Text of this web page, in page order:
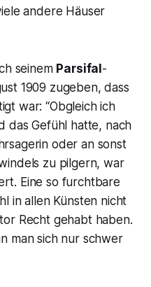
andere Häuser
seinem Parsifal-
1909 zugeben, dass
war: “Obgleich ich
das Gefühl hatte, nach
oder an sonst
zu pilgern, war
Eine so furchtbare
in allen Künsten nicht
Recht gehabt haben.
man sich nur schwer